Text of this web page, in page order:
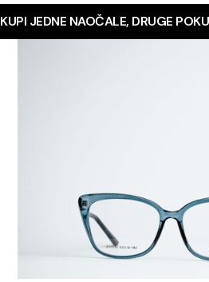
KUPI JEDNE NAOČALE, DRUGE